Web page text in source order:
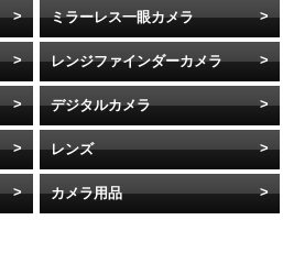
ミラーレス一眼カメラ
レンジファインダーカメラ
デジタルカメラ
レンズ
カメラ用品